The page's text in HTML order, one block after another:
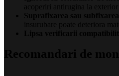
acoperiri antirugina la
Suprafixarea sau subfixarea
insurubare poate deteriora
Lipsa verificarii
Recomandari de